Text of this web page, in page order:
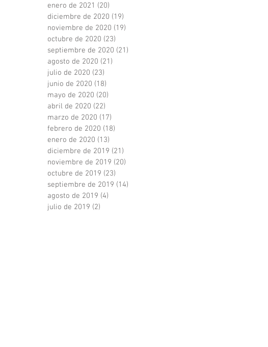
enero de 2021 (20)
diciembre de 2020 (19)
noviembre de 2020 (19)
octubre de 2020 (23)
septiembre de 2020 (21)
agosto de 2020 (21)
julio de 2020 (23)
junio de 2020 (18)
mayo de 2020 (20)
abril de 2020 (22)
marzo de 2020 (17)
febrero de 2020 (18)
enero de 2020 (13)
diciembre de 2019 (21)
noviembre de 2019 (20)
octubre de 2019 (23)
septiembre de 2019 (14)
agosto de 2019 (4)
julio de 2019 (2)